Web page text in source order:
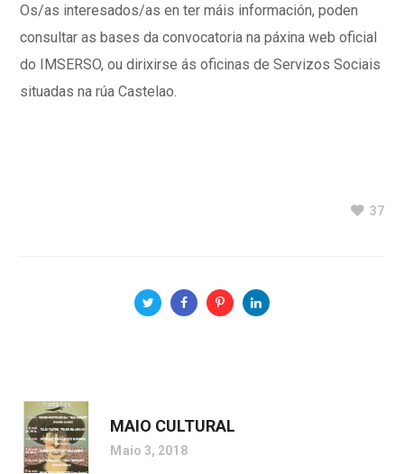
Os/as interesados/as en ter máis información, poden
consultar as bases da convocatoria na páxina web oficial
do IMSERSO, ou dirixirse ás oficinas de Servizos Sociais
situadas na rúa Castelao.
37
MAIO CULTURAL
Maio 3, 2018